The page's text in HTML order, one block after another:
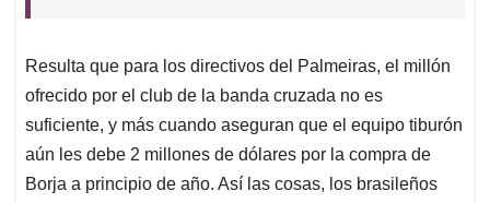
Resulta que para los directivos del Palmeiras, el millón
ofrecido por el club de la banda cruzada no es
suficiente, y más cuando aseguran que el equipo tiburón
aún les debe 2 millones de dólares por la compra de
Borja a principio de año. Así las cosas, los brasileños